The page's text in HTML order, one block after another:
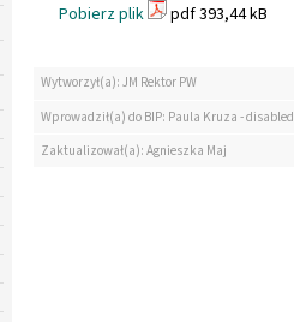
Pobierz plik pdf 393,44 kB
Wytworzył(a): JM Rektor PW
Wprowadził(a) do BIP: Paula Kruza - disabled
Zaktualizował(a): Agnieszka Maj